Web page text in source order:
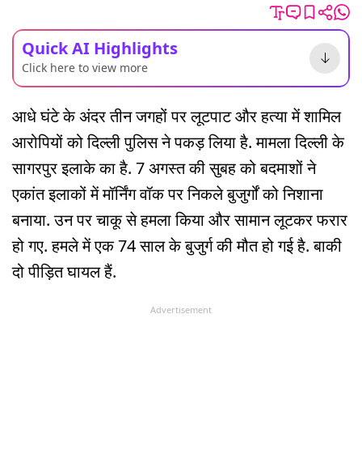
Quick AI Highlights
Click here to view more
आधे घंटे के अंदर तीन जगहों पर लूटपाट और हत्या में शामिल
आरोपियों को दिल्ली पुलिस ने पकड़ लिया है. मामला दिल्ली के
सागरपुर इलाके का है. 7 अगस्त की सुबह को बदमाशों ने
एकांत इलाकों में मॉर्निंग वॉक पर निकले बुजुर्गों को निशाना
बनाया. उन पर चाकू से हमला किया और सामान लूटकर फरार
हो गए. हमले में एक 74 साल के बुजुर्ग की मौत हो गई है. बाकी
दो पीड़ित घायल हैं.
Advertisement